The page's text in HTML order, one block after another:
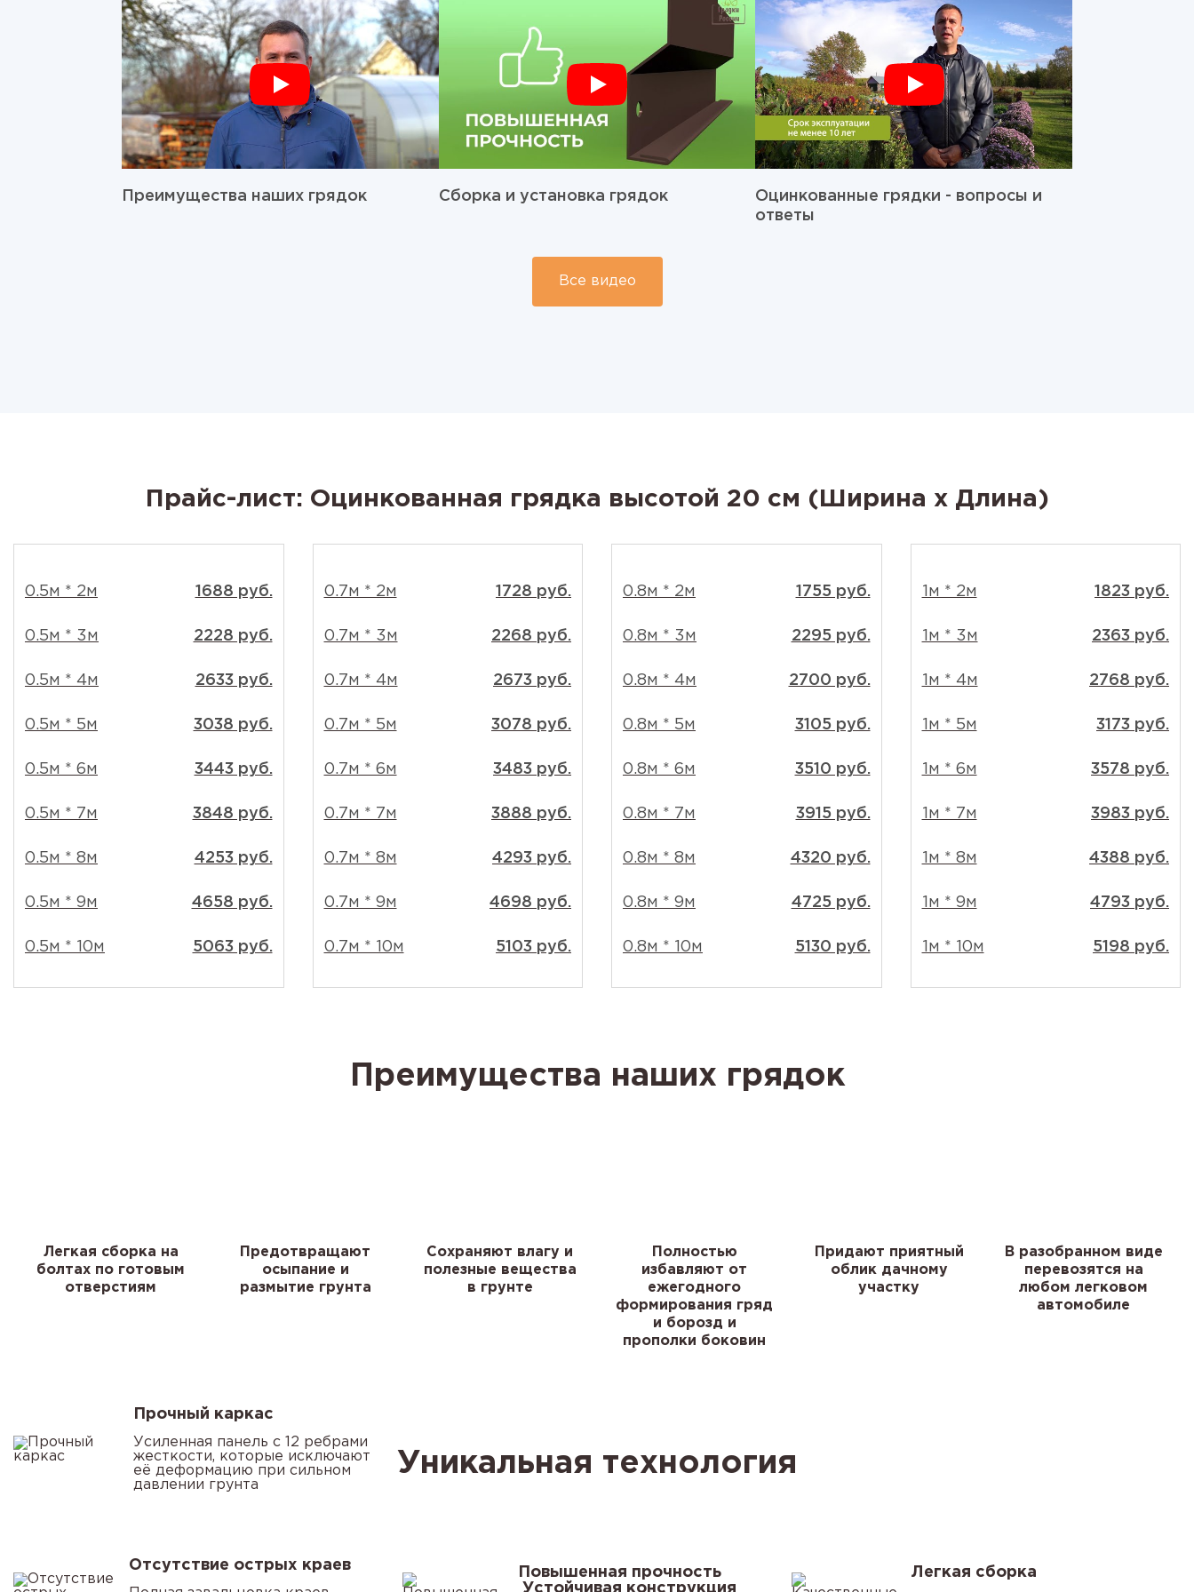
Преимущества наших грядок Сборка и установка грядок
Оцинкованные грядки - вопросы и
ответы
Все видео
Прайс-лист: Оцинкованная грядка высотой 20 см (Ширина x Длина)
0.5м * 2м 1688 руб.
0.5м * 3м 2228 руб.
0.5м * 4м 2633 руб.
0.5м * 5м 3038 руб.
0.5м * 6м 3443 руб.
0.5м * 7м 3848 руб.
0.5м * 8м 4253 руб.
0.5м * 9м 4658 руб.
0.5м * 10м 5063 руб.
0.7м * 2м 1728 руб.
0.7м * 3м 2268 руб.
0.7м * 4м 2673 руб.
0.7м * 5м 3078 руб.
0.7м * 6м 3483 руб.
0.7м * 7м 3888 руб.
0.7м * 8м 4293 руб.
0.7м * 9м 4698 руб.
0.7м * 10м 5103 руб.
0.8м * 2м 1755 руб.
0.8м * 3м 2295 руб.
0.8м * 4м 2700 руб.
0.8м * 5м 3105 руб.
0.8м * 6м 3510 руб.
0.8м * 7м 3915 руб.
0.8м * 8м 4320 руб.
0.8м * 9м 4725 руб.
0.8м * 10м 5130 руб.
1м * 2м 1823 руб.
1м * 3м 2363 руб.
1м * 4м 2768 руб.
1м * 5м 3173 руб.
1м * 6м 3578 руб.
1м * 7м 3983 руб.
1м * 8м 4388 руб.
1м * 9м 4793 руб.
1м * 10м 5198 руб.
Преимущества наших грядок
Легкая сборка на
болтах по готовым
отверстиям
Предотвращают
осыпание и
размытие грунта
Сохраняют влагу и
полезные вещества
в грунте
Полностью
избавляют от
ежегодного
формирования гряд
и борозд и
прополки боковин
Придают приятный
облик дачному
участку
В разобранном виде
перевозятся на
любом легковом
автомобиле
Уникальная технология
Отсутствие острых краев Повышенная прочность Легкая сборка
Прочный каркас
Усиленная панель с 12 ребрами
жесткости, которые исключают
её деформацию при сильном
давлении грунта
Устойчивая конструкция